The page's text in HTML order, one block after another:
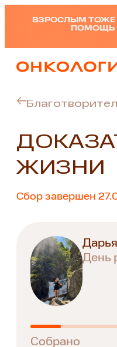
ВЗРОСЛЫМ
ПОМОЩЬ
ЖИЗНИ
Сбор завершен
День
Собрано